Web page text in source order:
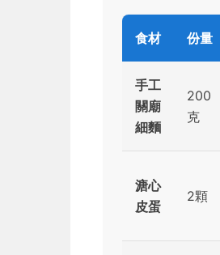
食材 份量
手工
關廟
細麵
200
克
溏心
皮蛋
2顆